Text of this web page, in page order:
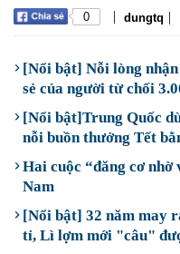
0 | dungtq |
[Nổi bật] Nỗi lòng
sẻ của người từ chối
[Nổi bật]Trung Quốc
nỗi buồn thưởng Tết
Hai cuộc “đăng cơ
Nam
[Nổi bật] 32 năm may
tỉ, Lì lợm mới "câu"